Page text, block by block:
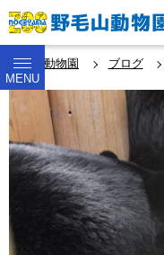
MENU
野毛山動物園 ブログ